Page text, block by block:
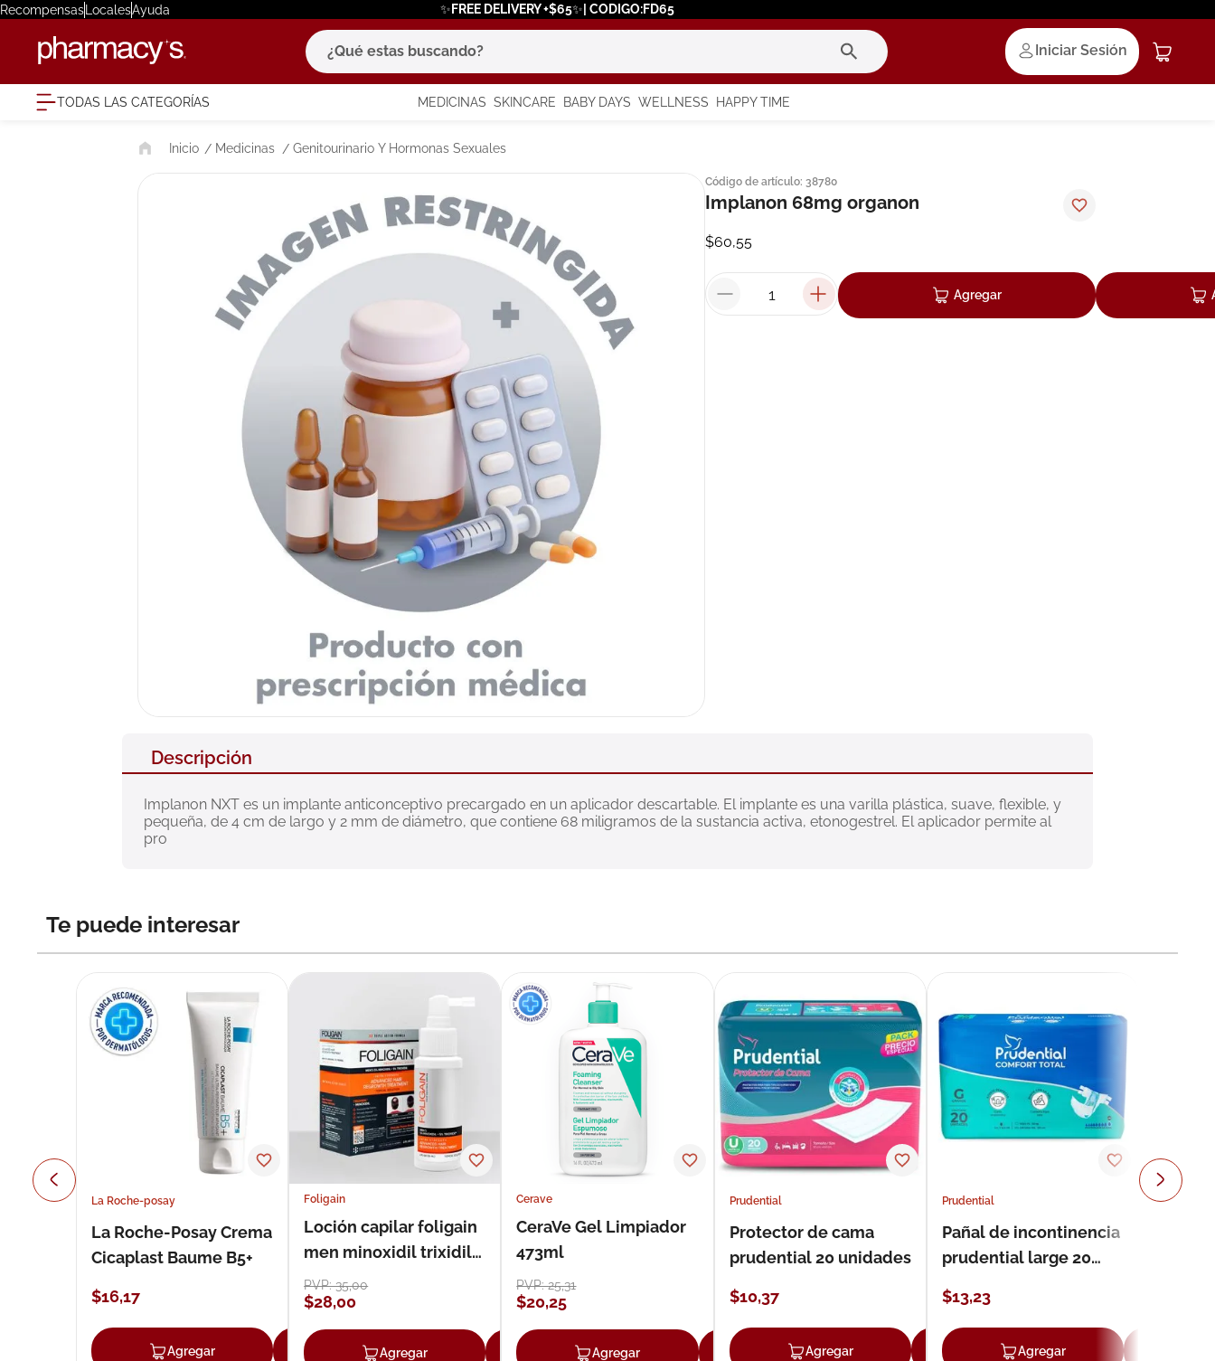
RecompensasLocalesAyuda ✨FREE DELIVERY +$65✨| CODIGO:FD65
¿Qué estas buscando?
Iniciar Sesión
TODAS LAS CATEGORÍAS MEDICINAS SKINCARE BABY DAYS WELLNESS HAPPY TIME
Medicinas Genitourinario Y Hormonas Sexuales
Código de artículo: 38780
Implanon 68mg organon
$60,55
Agregar
Descripción
Implanon NXT es un implante anticonceptivo precargado en un aplicador descartable. El implante es una varilla plástica, suave, flexible, y
pequeña, de 4 cm de largo y 2 mm de diámetro, que contiene 68 miligramos de la sustancia activa, etonogestrel. El aplicador permite al
pro
Te puede interesar
La Roche-posay
La Roche-Posay Crema
Cicaplast Baume B5+
$16,17
Agregar Agregar
Foligain
Loción capilar foligain
men minoxidil trixidil
loción 59 ml
PVP:35,00
$28,00
Agregar Agregar
Cerave
CeraVe Gel Limpiador
473ml
PVP:25,31
$20,25
Agregar Agregar
Prudential
Protector de cama
prudential 20 unidades
$10,37
Agregar Agregar
Prudential
Pañal de incontinencia
prudential large 20
$13,23
Agregar
términos más buscados
1. eucerin
3. bioderma
7.
. roche posay
9. megacistin
10 pañales